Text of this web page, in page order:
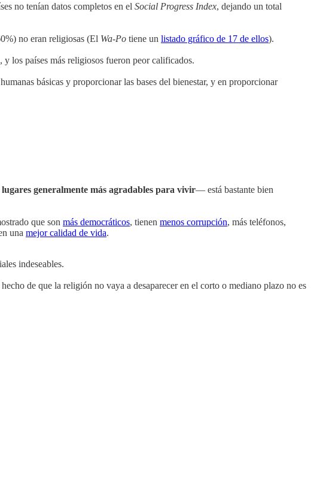
no tenían datos completos en el Social Progress Index, dejando un total
no eran religiosas (El Wa-Po tiene un listado gráfico de 17 de ellos).
los países más religiosos fueron peor calificados.
básicas y proporcionar las bases del bienestar, y en proporcionar
generalmente más agradables para vivir— está bastante bien
que son más democráticos, tienen menos corrupción, más teléfonos,
una mejor calidad de vida.
indeseables.
de que la religión no vaya a desaparecer en el corto o mediano plazo no es